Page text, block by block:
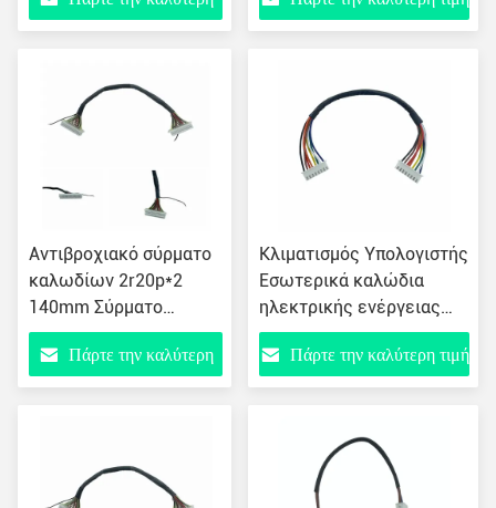
Αντιβροχιακό σύρματο
καλωδίων 2r20p*2
140mm Σύρματο
καλωδίου ισχύος με
σύνδεσμο
Πάρτε την καλύτερη
Κλιματισμός Υπολογιστής
Εσωτερικά καλώδια
ηλεκτρικής ενέργειας
Πατς Κορν Ντουπλέξ
εγκατάσταση 220mm 053
Πάρτε την καλύτερη τιμή